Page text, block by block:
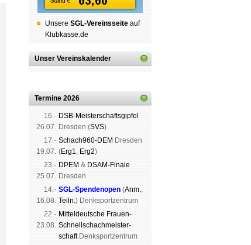
Unsere SGL-Ver­eins­sei­te auf
Klubkasse.de
Unser Vereinskalender
Termine 2026
16.-
26.07.
DSB-Meister­schafts­gipfel
Dres­den (SVS)
17.-
19.07.
Schach960-DEM Dres­den
(Erg1, Erg2)
23.-
25.07.
DPEM & DSAM-Finale
Dres­den
14.-
16.08.
SGL-Spenden­open (Anm.,
Teiln.) Denk­sport­zen­trum
22.-
23.08.
Mit­tel­deu­tsche Frauen-
Schnell­schach­meis­ter­
schaftDenk­sport­zen­trum